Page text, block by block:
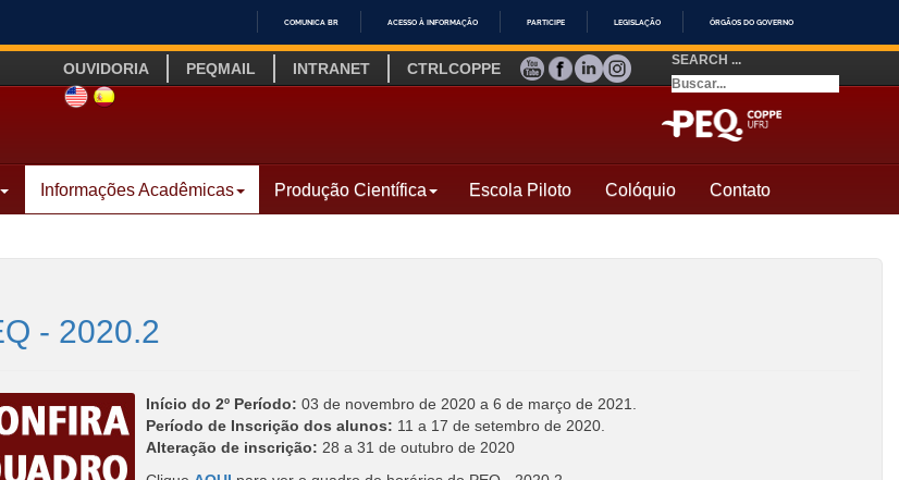
IR
O
COMUNICA BR ACESSO À INFORMAÇÃO PARTICIPE LEGISLAÇÃO ÓRGÃOS DO GOVERNO
OUVIDORIA PEQMAIL INTRANET CTRLCOPPE YOUTUBE
FACEBOOK
LINKEDIN
INSTAGRAM
SITE INGLÊS
LINK SITE ESPANHOL
SEARCH ...
Informações Acadêmicas Produção Científica Escola Piloto Colóquio Contato
- 2020.2
Início do 2º Período: 03 de novembro de 2020 a 6 de março de 2021.
Período de Inscrição dos alunos: 11 a 17 de setembro de 2020.
Alteração de inscrição: 28 a 31 de outubro de 2020